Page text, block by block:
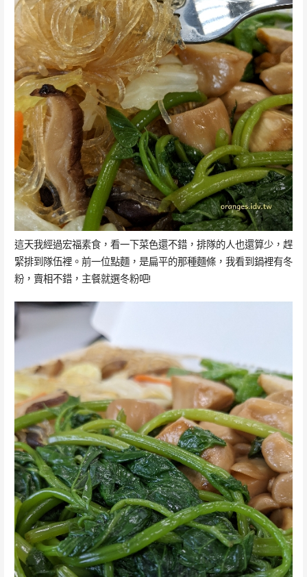
這天我經過宏福素食，看一下菜色還不錯，排隊的人也還算少，趕
緊排到隊伍裡。前一位點麵，是扁平的那種麵條，我看到鍋裡有冬
粉，賣相不錯，主餐就選冬粉吧!